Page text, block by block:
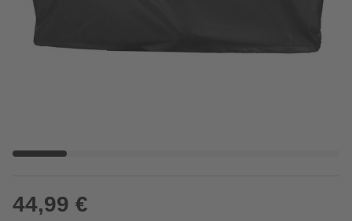
44,99 €